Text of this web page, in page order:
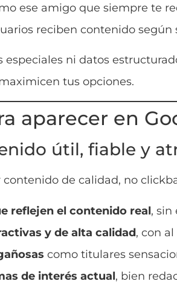
ese amigo que siempre te
reciben contenido
especiales ni datos
tus opciones.
aparecer en
útil, fiable y
de calidad, no
reflejen el contenido real, sin
y de alta calidad, con
como titulares
de interés actual, bien